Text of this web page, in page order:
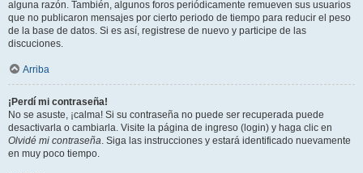
alguna razón. También, algunos foros periódicamente remueven sus usuarios
que no publicaron mensajes por cierto periodo de tiempo para reducir el peso
de la base de datos. Si es así, registrese de nuevo y participe de las
discuciones.
Arriba
¡Perdí mi contraseña!
No se asuste, ¡calma! Si su contraseña no puede ser recuperada puede
desactivarla o cambiarla. Visite la página de ingreso (login) y haga clic en
Olvidé mi contraseña. Siga las instrucciones y estará identificado nuevamente
en muy poco tiempo.